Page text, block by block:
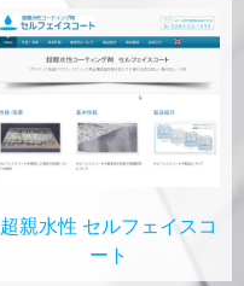
超親水性 セルフェイスコ
ート